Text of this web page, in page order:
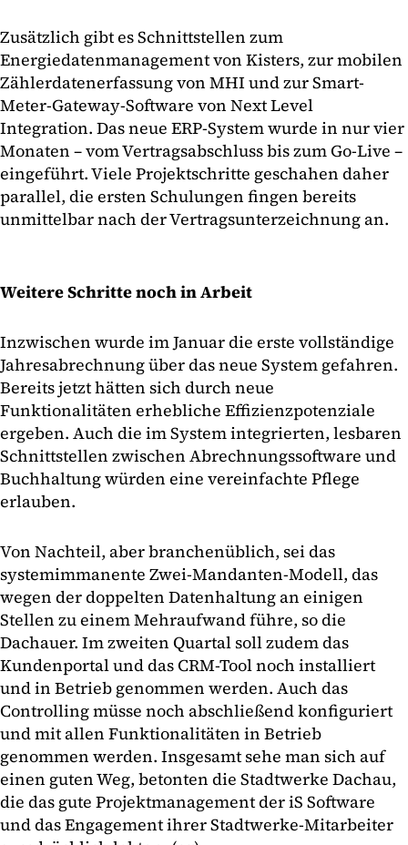
Zusätzlich gibt es Schnittstellen zum
Energiedatenmanagement von Kisters, zur mobilen
Zählerdatenerfassung von MHI und zur Smart-
Meter-Gateway-Software von Next Level
Integration. Das neue ERP-System wurde in nur vier
Monaten – vom Vertragsabschluss bis zum Go-Live –
eingeführt. Viele Projektschritte geschahen daher
parallel, die ersten Schulungen fingen bereits
unmittelbar nach der Vertragsunterzeichnung an.
Weitere Schritte noch in Arbeit
Inzwischen wurde im Januar die erste vollständige
Jahresabrechnung über das neue System gefahren.
Bereits jetzt hätten sich durch neue
Funktionalitäten erhebliche Effizienzpotenziale
ergeben. Auch die im System integrierten, lesbaren
Schnittstellen zwischen Abrechnungssoftware und
Buchhaltung würden eine vereinfachte Pflege
erlauben.
Von Nachteil, aber branchenüblich, sei das
systemimmanente Zwei-Mandanten-Modell, das
wegen der doppelten Datenhaltung an einigen
Stellen zu einem Mehraufwand führe, so die
Dachauer. Im zweiten Quartal soll zudem das
Kundenportal und das CRM-Tool noch installiert
und in Betrieb genommen werden. Auch das
Controlling müsse noch abschließend konfiguriert
und mit allen Funktionalitäten in Betrieb
genommen werden. Insgesamt sehe man sich auf
einen guten Weg, betonten die Stadtwerke Dachau,
die das gute Projektmanagement der iS Software
und das Engagement ihrer Stadtwerke-Mitarbeiter